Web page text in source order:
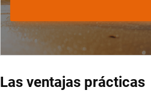
Las ventajas prácticas